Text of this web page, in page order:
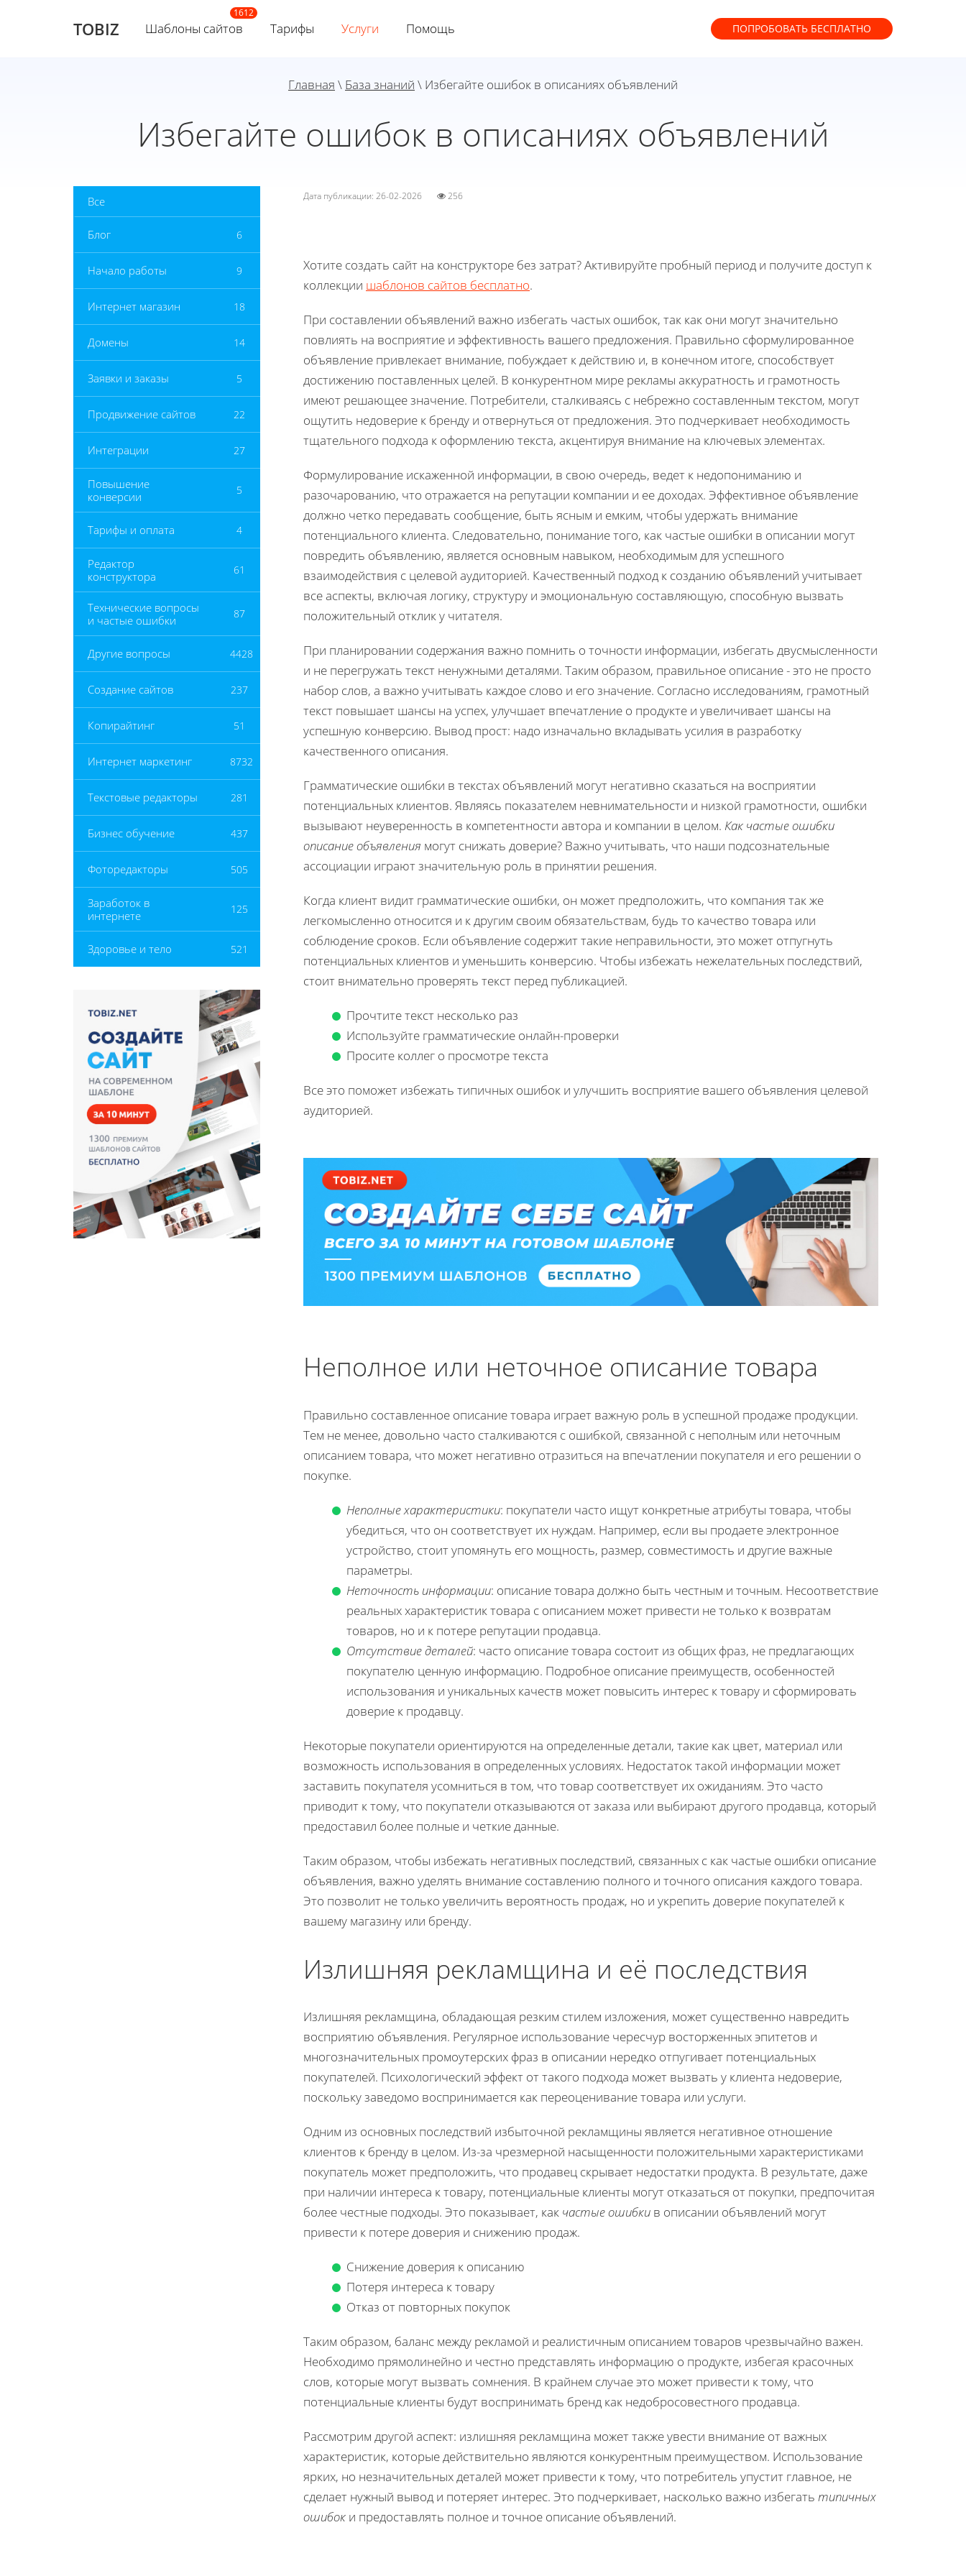
TOBIZ Шаблоны сайтов Тарифы Услуги Помощь ПОПРОБОВАТЬ БЕСПЛАТНО
Главная \ База знаний \ Избегайте ошибок в описаниях объявлений
Избегайте ошибок в описаниях объявлений
Все
Блог 6
Начало работы 9
Интернет магазин 18
Домены 14
Заявки и заказы 5
Продвижение сайтов 22
Интеграции 27
Повышение
конверсии
5
Тарифы и оплата 4
Редактор
конструктора
61
Технические вопросы
и частые ошибки
87
Другие вопросы 4428
Создание сайтов 237
Копирайтинг 51
Интернет маркетинг 8732
Текстовые редакторы 281
Бизнес обучение 437
Фоторедакторы 505
Заработок в
интернете
125
Здоровье и тело 521
Дата публикации: 26-02-2026 256
Хотите создать сайт на конструкторе без затрат? Активируйте пробный период и получите доступ к
коллекции шаблонов сайтов бесплатно.
При составлении объявлений важно избегать частых ошибок, так как они могут значительно
повлиять на восприятие и эффективность вашего предложения. Правильно сформулированное
объявление привлекает внимание, побуждает к действию и, в конечном итоге, способствует
достижению поставленных целей. В конкурентном мире рекламы аккуратность и грамотность
имеют решающее значение. Потребители, сталкиваясь с небрежно составленным текстом, могут
ощутить недоверие к бренду и отвернуться от предложения. Это подчеркивает необходимость
тщательного подхода к оформлению текста, акцентируя внимание на ключевых элементах.
Формулирование искаженной информации, в свою очередь, ведет к недопониманию и
разочарованию, что отражается на репутации компании и ее доходах. Эффективное объявление
должно четко передавать сообщение, быть ясным и емким, чтобы удержать внимание
потенциального клиента. Следовательно, понимание того, как частые ошибки в описании могут
повредить объявлению, является основным навыком, необходимым для успешного
взаимодействия с целевой аудиторией. Качественный подход к созданию объявлений учитывает
все аспекты, включая логику, структуру и эмоциональную составляющую, способную вызвать
положительный отклик у читателя.
При планировании содержания важно помнить о точности информации, избегать двусмысленности
и не перегружать текст ненужными деталями. Таким образом, правильное описание - это не просто
набор слов, а важно учитывать каждое слово и его значение. Согласно исследованиям, грамотный
текст повышает шансы на успех, улучшает впечатление о продукте и увеличивает шансы на
успешную конверсию. Вывод прост: надо изначально вкладывать усилия в разработку
качественного описания.
Грамматические ошибки в текстах объявлений могут негативно сказаться на восприятии
потенциальных клиентов. Являясь показателем невнимательности и низкой грамотности, ошибки
вызывают неуверенность в компетентности автора и компании в целом. Как частые ошибки
описание объявления могут снижать доверие? Важно учитывать, что наши подсознательные
ассоциации играют значительную роль в принятии решения.
Когда клиент видит грамматические ошибки, он может предположить, что компания так же
легкомысленно относится и к другим своим обязательствам, будь то качество товара или
соблюдение сроков. Если объявление содержит такие неправильности, это может отпугнуть
потенциальных клиентов и уменьшить конверсию. Чтобы избежать нежелательных последствий,
стоит внимательно проверять текст перед публикацией.
Прочтите текст несколько раз
Используйте грамматические онлайн-проверки
Просите коллег о просмотре текста
Все это поможет избежать типичных ошибок и улучшить восприятие вашего объявления целевой
аудиторией.
Неполное или неточное описание товара
Правильно составленное описание товара играет важную роль в успешной продаже продукции.
Тем не менее, довольно часто сталкиваются с ошибкой, связанной с неполным или неточным
описанием товара, что может негативно отразиться на впечатлении покупателя и его решении о
покупке.
Неполные характеристики: покупатели часто ищут конкретные атрибуты товара, чтобы
убедиться, что он соответствует их нуждам. Например, если вы продаете электронное
устройство, стоит упомянуть его мощность, размер, совместимость и другие важные
параметры.
Неточность информации: описание товара должно быть честным и точным. Несоответствие
реальных характеристик товара с описанием может привести не только к возвратам
товаров, но и к потере репутации продавца.
Отсутствие деталей: часто описание товара состоит из общих фраз, не предлагающих
покупателю ценную информацию. Подробное описание преимуществ, особенностей
использования и уникальных качеств может повысить интерес к товару и сформировать
доверие к продавцу.
Некоторые покупатели ориентируются на определенные детали, такие как цвет, материал или
возможность использования в определенных условиях. Недостаток такой информации может
заставить покупателя усомниться в том, что товар соответствует их ожиданиям. Это часто
приводит к тому, что покупатели отказываются от заказа или выбирают другого продавца, который
предоставил более полные и четкие данные.
Таким образом, чтобы избежать негативных последствий, связанных с как частые ошибки описание
объявления, важно уделять внимание составлению полного и точного описания каждого товара.
Это позволит не только увеличить вероятность продаж, но и укрепить доверие покупателей к
вашему магазину или бренду.
Излишняя рекламщина и её последствия
Излишняя рекламщина, обладающая резким стилем изложения, может существенно навредить
восприятию объявления. Регулярное использование чересчур восторженных эпитетов и
многозначительных промоутерских фраз в описании нередко отпугивает потенциальных
покупателей. Психологический эффект от такого подхода может вызвать у клиента недоверие,
поскольку заведомо воспринимается как переоценивание товара или услуги.
Одним из основных последствий избыточной рекламщины является негативное отношение
клиентов к бренду в целом. Из-за чрезмерной насыщенности положительными характеристиками
покупатель может предположить, что продавец скрывает недостатки продукта. В результате, даже
при наличии интереса к товару, потенциальные клиенты могут отказаться от покупки, предпочитая
более честные подходы. Это показывает, как частые ошибки в описании объявлений могут
привести к потере доверия и снижению продаж.
Снижение доверия к описанию
Потеря интереса к товару
Отказ от повторных покупок
Таким образом, баланс между рекламой и реалистичным описанием товаров чрезвычайно важен.
Необходимо прямолинейно и честно представлять информацию о продукте, избегая красочных
слов, которые могут вызвать сомнения. В крайнем случае это может привести к тому, что
потенциальные клиенты будут воспринимать бренд как недобросовестного продавца.
Рассмотрим другой аспект: излишняя рекламщина может также увести внимание от важных
характеристик, которые действительно являются конкурентным преимуществом. Использование
ярких, но незначительных деталей может привести к тому, что потребитель упустит главное, не
сделает нужный вывод и потеряет интерес. Это подчеркивает, насколько важно избегать типичных
ошибок и предоставлять полное и точное описание объявлений.